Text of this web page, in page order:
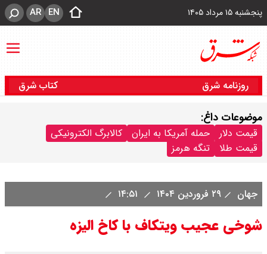
پنجشنبه ۱۵ مرداد ۱۴۰۵ EN
AR
روزنامه شرق کتاب شرق
موضوعات داغ:
قیمت دلار حمله آمریکا به ایران
کالابرگ الکترونیکی
قیمت طلا
تنگه هرمز
جهان ۲۹ فروردین ۱۴۰۴
شوخی عجیب ویتکاف با کاخ الیزه